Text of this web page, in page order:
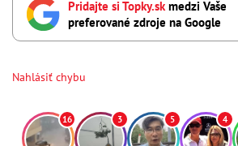
Pridajte si Topky.sk medzi Vaše
preferované zdroje na Google
Nahlásiť chybu
16 3 5 4